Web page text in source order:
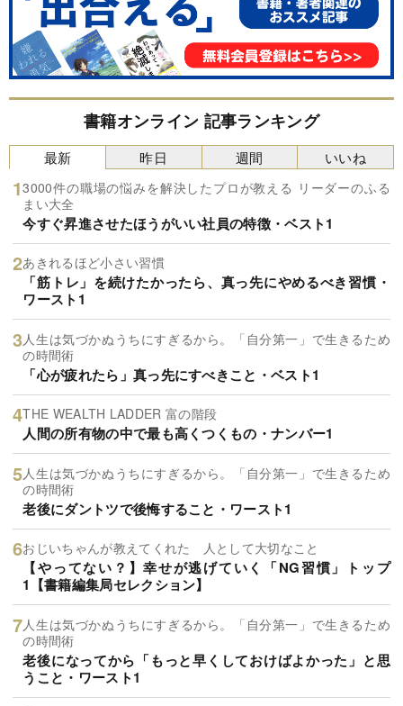
書籍オンライン 記事ランキング
最新
3000件の職場の悩みを解決したプロが教える リーダーのふる
まい大全
今すぐ昇進させたほうがいい社員の特徴・ベスト1
あきれるほど小さい習慣
「筋トレ」を続けたかったら、真っ先にやめるべき習慣・
ワースト1
人生は気づかぬうちにすぎるから。「自分第一」で生きるため
の時間術
「心が疲れたら」真っ先にすべきこと・ベスト1
THE WEALTH LADDER 富の階段
人間の所有物の中で最も高くつくもの・ナンバー1
人生は気づかぬうちにすぎるから。「自分第一」で生きるため
の時間術
老後にダントツで後悔すること・ワースト1
おじいちゃんが教えてくれた 人として大切なこと
【やってない？】幸せが逃げていく「NG習慣」トップ
1【書籍編集局セレクション】
人生は気づかぬうちにすぎるから。「自分第一」で生きるため
の時間術
老後になってから「もっと早くしておけばよかった」と思
うこと・ワースト1
昨日 週間 いいね